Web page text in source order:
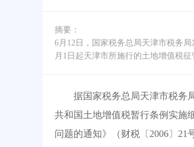
摘要：
6月12日，国家税务总局天津市税务
月1日起天津市所施行的土地增值税征
据国家税务总局天津市税务局
共和国土地增值税暂行条例实施
问题的通知》（财税〔2006〕